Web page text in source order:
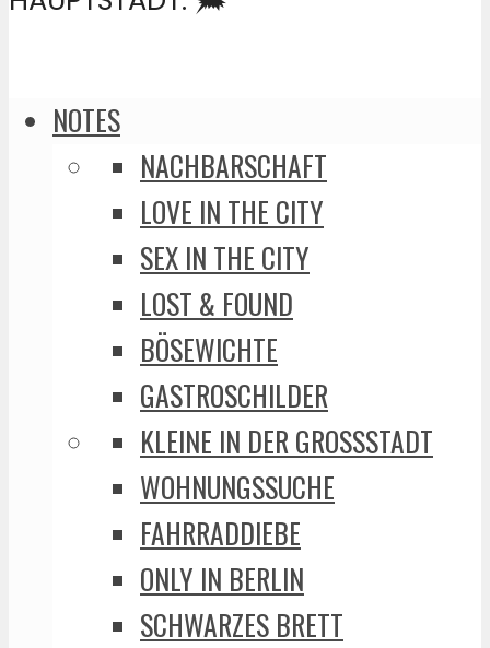
NOTES
NACHBARSCHAFT
LOVE IN THE CITY
SEX IN THE CITY
LOST & FOUND
BÖSEWICHTE
GASTROSCHILDER
KLEINE IN DER GROSSSTADT
WOHNUNGSSUCHE
FAHRRADDIEBE
ONLY IN BERLIN
SCHWARZES BRETT